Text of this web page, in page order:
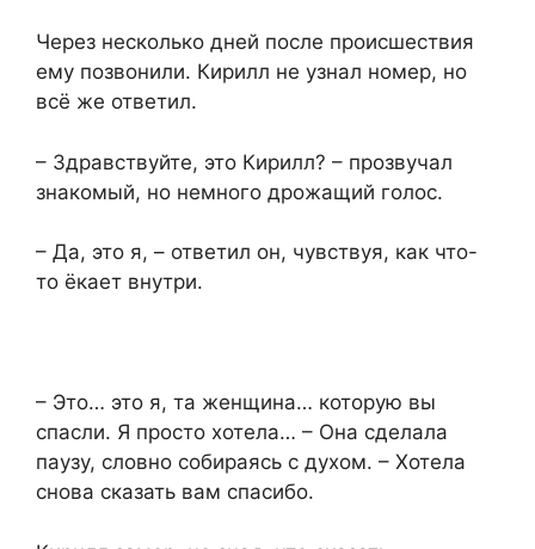
Через несколько дней после происшествия
ему позвонили. Кирилл не узнал номер, но
всё же ответил.
– Здравствуйте, это Кирилл? – прозвучал
знакомый, но немного дрожащий голос.
– Да, это я, – ответил он, чувствуя, как что-
то ёкает внутри.
– Это… это я, та женщина… которую вы
спасли. Я просто хотела… – Она сделала
паузу, словно собираясь с духом. – Хотела
снова сказать вам спасибо.